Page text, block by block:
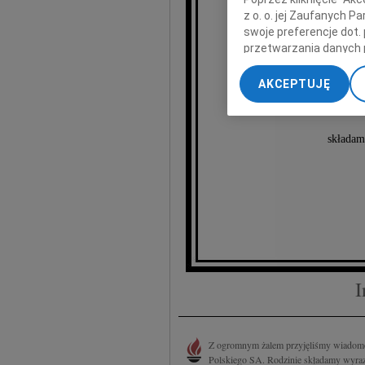
Z ogromnym żalem przyjęliśmy
Polskiego SA. Rodzinie składamy
z o. o. jej Zaufanych
swoje preferencje dot.
przetwarzania danych
„Ustawienia
My, nasi Zaufani
dokładnych danych
Przechowywanie
treści, badnie
AKCEPTUJĘ